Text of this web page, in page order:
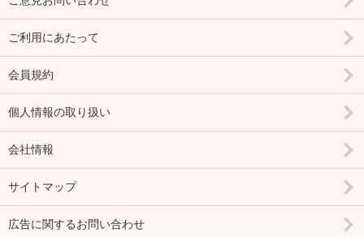
ご利用にあたって
会員規約
個人情報の取り扱い
会社情報
サイトマップ
広告に関するお問い合わせ